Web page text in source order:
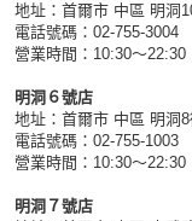
地址：首爾市 中區 明洞
電話號碼：02-755-3004
營業時間：10:30～22:30
明洞６號店
地址：首爾市 中區 明洞
電話號碼：02-755-1003
營業時間：10:30～22:30
明洞７號店